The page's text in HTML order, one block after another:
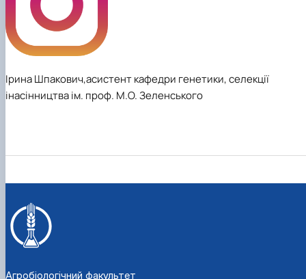
Ірина Шпакович,асистент кафедри генетики, селекції
інасінництва ім. проф. М.О. Зеленського
Агробіологічний факультет